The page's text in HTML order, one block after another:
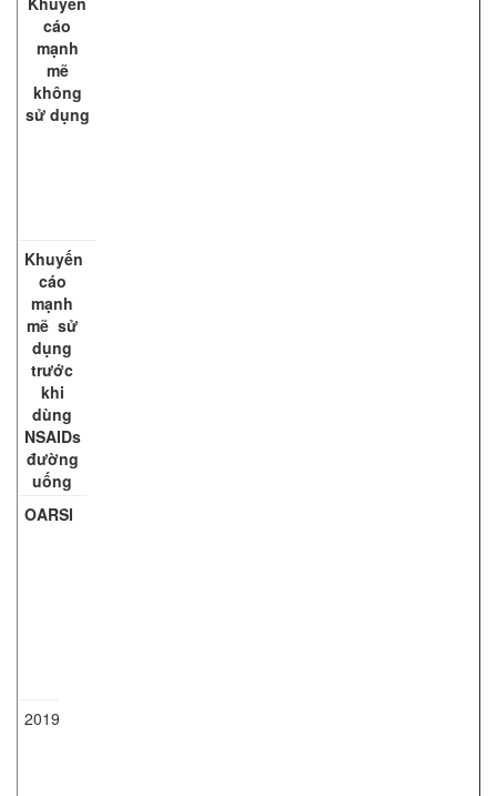
cáo
mạnh
mẽ
không
sử dụng
Khuyến
cáo
mạnh
mẽ sử
dụng
trước
khi
dùng
NSAIDs
đường
uống
OARSI
2019